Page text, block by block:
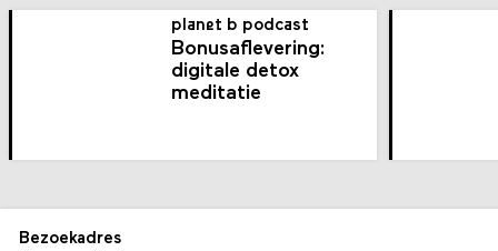
planet b podcast
Bonusaflevering:
digitale detox
meditatie
Bezoekadres